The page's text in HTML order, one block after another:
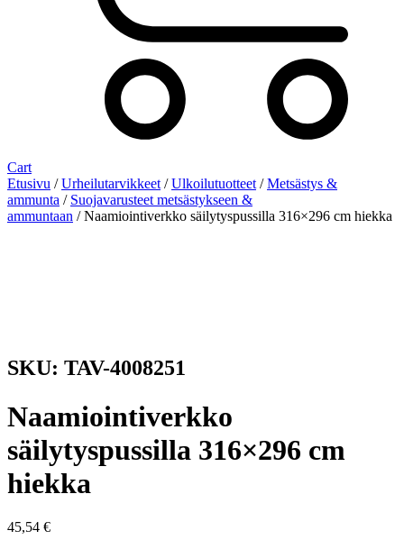
Cart
Etusivu /Urheilutarvikkeet /Ulkoilutuotteet /Metsästys &
ammunta / Suojavarusteet metsästykseen &
ammuntaan / Naamiointiverkko säilytyspussilla 316×296 cm hiekka
SKU: TAV-4008251
Naamiointiverkko
säilytyspussilla 316×296 cm
hiekka
45,54 €